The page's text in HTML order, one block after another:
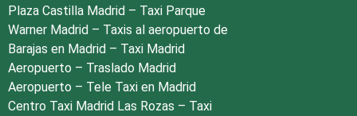
Plaza Castilla Madrid – Taxi Parque
Warner Madrid – Taxis al aeropuerto de
Barajas en Madrid – Taxi Madrid
Aeropuerto – Traslado Madrid
Aeropuerto – Tele Taxi en Madrid
Centro Taxi Madrid Las Rozas – Taxi